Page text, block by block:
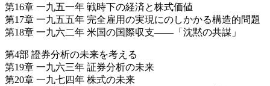
第16章 一九五一年 戦時下の経済と株式価値
第17章 一九五五年 完全雇用の実現にのしかかる構造的問題
第18章 一九六二年 米国の国際収支――「沈黙の共謀」
第4部 證券分析の未来を考える
第19章 一九六三年 証券分析の未来
第20章 一九七四年 株式の未来